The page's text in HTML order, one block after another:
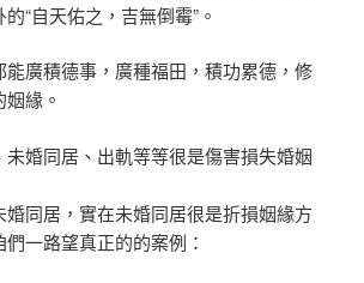
“自天佑之，吉無倒霉”。
廣積德事，廣種福田，積功累德，修
緣。
婚同居、出軌等等很是傷害損失婚姻
同居，實在未婚同居很是折損姻緣方
一路望真正的的案例：